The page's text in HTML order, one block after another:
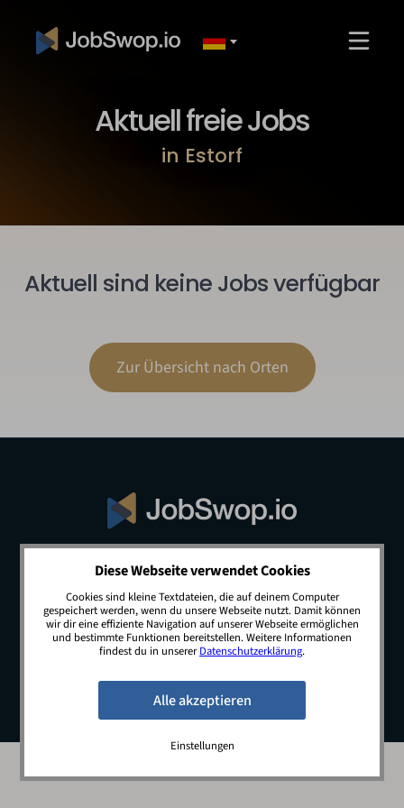
Aktuell freie Jobs
in Estorf
Aktuell sind keine Jobs verfügbar
Zur Übersicht nach Orten
© 2026 JobSwop.io · All rights reserved.
Blog Jobs Newsletter
Kontakt
Preise
Impressum Datenschutz
Diese Webseite verwendet Cookies
Cookies sind kleine Textdateien, die auf deinem Computer
gespeichert werden, wenn du unsere Webseite nutzt. Damit können
wir dir eine effiziente Navigation auf unserer Webseite ermöglichen
und bestimmte Funktionen bereitstellen. Weitere Informationen
findest du in unsererDatenschutzerklärung.
Einstellungen